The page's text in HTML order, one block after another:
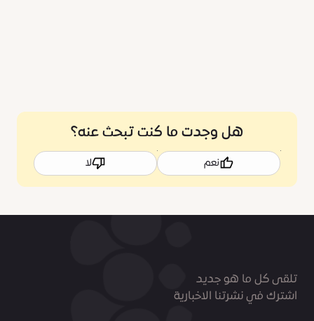
هل وجدت ما كنت تبحث عنه؟
نعم لا
تلقى كل ما هو جديد
اشترك في نشرتنا الاخبارية